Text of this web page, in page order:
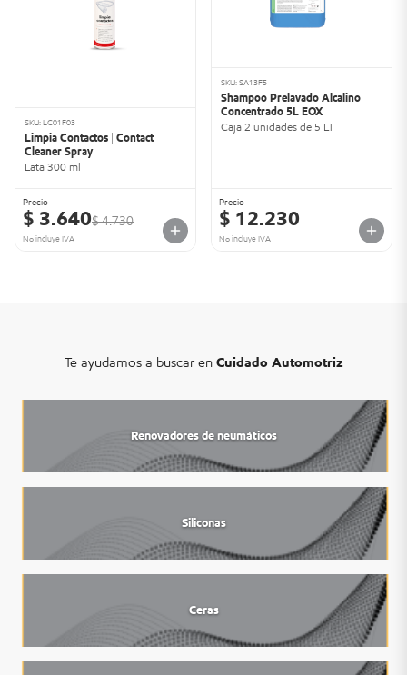
SKU: LC01F03
Limpia Contactos | Contact
Cleaner Spray
Lata 300 ml
Precio
$ 3.640$ 4.730
No incluye IVA
SKU: SA13F5
Shampoo Prelavado Alcalino
Concentrado 5L EOX
Caja 2 unidades de 5 LT
Precio
$ 12.230
No incluye IVA
Te ayudamos a buscar en Cuidado Automotriz
Renovadores de neumáticos
Siliconas
Ceras